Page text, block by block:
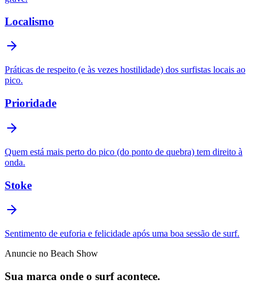
Localismo
Práticas de respeito (e às vezes hostilidade) dos surfistas locais ao
pico.
Prioridade
Quem está mais perto do pico (do ponto de quebra) tem direito à
onda.
Stoke
Sentimento de euforia e felicidade após uma boa sessão de surf.
Anuncie no Beach Show
Sua marca onde o surf acontece.